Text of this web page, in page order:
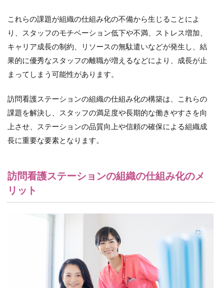
2.3
（２）
標準化
と品質
管理
2.4
教育と
識の向
上
2.5
スの効
率的な
活用と
2.6
これらの課題が組織の仕組み化の不備から生じることによ
り、スタッフのモチベーション低下や不満、ストレス増加、
キャリア成長の制約、リソースの無駄遣いなどが発生し、結
果的に優秀なスタッフの離職が増えるなどにより、成長が止
まってしまう可能性があります。
訪問看護ステーションの組織の仕組み化の構築は、これらの
課題を解決し、スタッフの満足度や長期的な働きやすさを向
上させ、ステーションの品質向上や信頼の確保による組織成
長に重要な要素となります。
訪問看護ステーションの組織の仕組み化のメ
リット